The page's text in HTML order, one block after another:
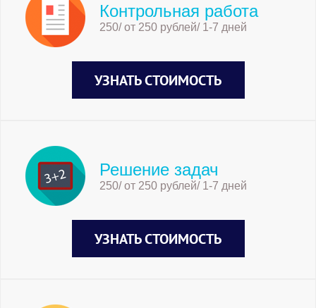
Контрольная работа
250/ от 250 рублей/ 1-7 дней
УЗНАТЬ СТОИМОСТЬ
Решение задач
250/ от 250 рублей/ 1-7 дней
УЗНАТЬ СТОИМОСТЬ